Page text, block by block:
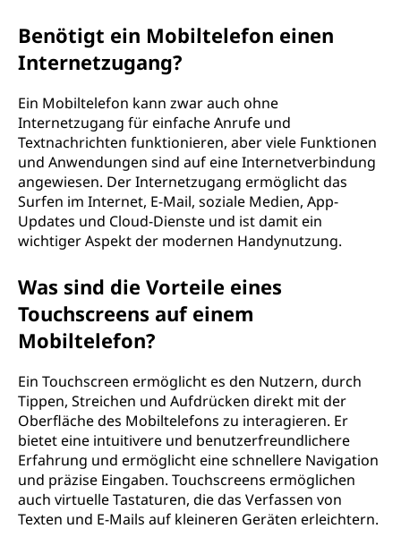
Benötigt ein Mobiltelefon einen
Internetzugang?
Ein Mobiltelefon kann zwar auch ohne
Internetzugang für einfache Anrufe und
Textnachrichten funktionieren, aber viele Funktionen
und Anwendungen sind auf eine Internetverbindung
angewiesen. Der Internetzugang ermöglicht das
Surfen im Internet, E-Mail, soziale Medien, App-
Updates und Cloud-Dienste und ist damit ein
wichtiger Aspekt der modernen Handynutzung.
Was sind die Vorteile eines
Touchscreens auf einem
Mobiltelefon?
Ein Touchscreen ermöglicht es den Nutzern, durch
Tippen, Streichen und Aufdrücken direkt mit der
Oberfläche des Mobiltelefons zu interagieren. Er
bietet eine intuitivere und benutzerfreundlichere
Erfahrung und ermöglicht eine schnellere Navigation
und präzise Eingaben. Touchscreens ermöglichen
auch virtuelle Tastaturen, die das Verfassen von
Texten und E-Mails auf kleineren Geräten erleichtern.